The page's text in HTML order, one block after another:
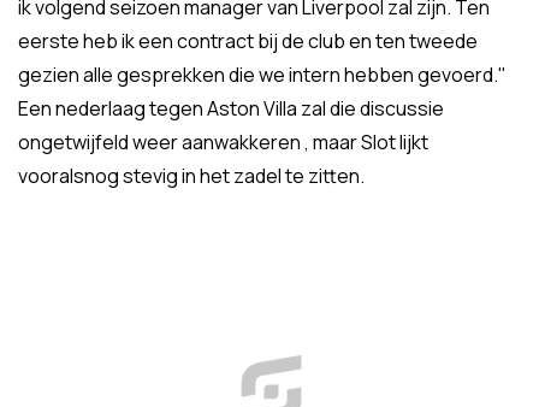
ik volgend seizoen manager van Liverpool zal zijn. Ten
eerste heb ik een contract bij de club en ten tweede
gezien alle gesprekken die we intern hebben gevoerd."
Een nederlaag tegen Aston Villa zal die discussie
ongetwijfeld weer aanwakkeren , maar Slot lijkt
vooralsnog stevig in het zadel te zitten.